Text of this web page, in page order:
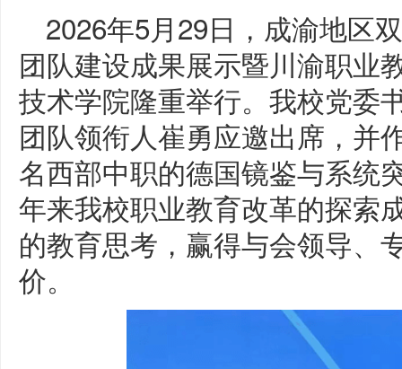
2026年5月29日，成渝地区
团队建设成果展示暨川渝职业
技术学院隆重举行。我校党委
团队领衔人崔勇应邀出席，并
名西部中职的德国镜鉴与系统
年来我校职业教育改革的探索
的教育思考，赢得与会领导、
价。